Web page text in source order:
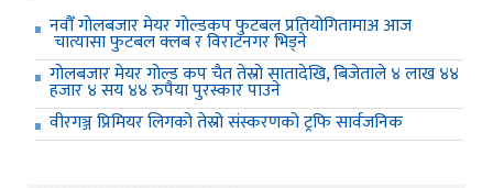
नवौँ गोलबजार मेयर गोल्डकप फुटबल प्रतियोगितामाअ आज
चात्यासा फुटबल क्लब र विराटनगर भिड्ने
गोलबजार मेयर गोल्ड कप चैत तेस्रो सातादेखि, बिजेताले ४ लाख ४४
हजार ४ सय ४४ रुपैया पुरस्कार पाउने
वीरगञ्ज प्रिमियर लिगको तेस्रो संस्करणको ट्रफि सार्वजनिक